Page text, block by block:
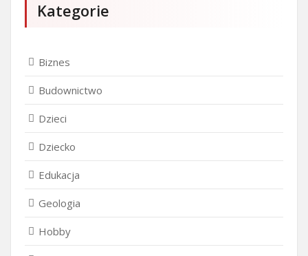
Kategorie
Biznes
Budownictwo
Dzieci
Dziecko
Edukacja
Geologia
Hobby